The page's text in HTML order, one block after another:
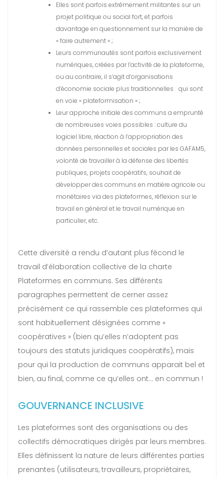
Elles sont parfois extrêmement militantes sur un
projet politique ou social fort, et parfois
davantage en questionnement sur la manière de
« faire autrement » ;
Leurs communautés sont parfois exclusivement
numériques, créées par l’activité de la plateforme,
ou au contraire, il s’agit d’organisations
d’économie sociale plus traditionnelles qui sont
en voie « plateformisation » ;
Leur approche initiale des communs a emprunté
de nombreuses voies possibles : culture du
logiciel libre, réaction à l’appropriation des
données personnelles et sociales par les GAFAM5,
volonté de travailler à la défense des libertés
publiques, projets coopératifs, souhait de
développer des communs en matière agricole ou
monétaires via des plateformes, réflexion sur le
travail en général et le travail numérique en
particulier, etc.
Cette diversité a rendu d’autant plus fécond le
travail d’élaboration collective de la charte
Plateformes en communs. Ses différents
paragraphes permettent de cerner assez
précisément ce qui rassemble ces plateformes qui
sont habituellement désignées comme «
coopératives » (bien qu’elles n’adoptent pas
toujours des statuts juridiques coopératifs), mais
pour qui la production de communs apparait bel et
bien, au final, comme ce qu’elles ont… en commun !
GOUVERNANCE INCLUSIVE
Les plateformes sont des organisations ou des
collectifs démocratiques dirigés par leurs membres.
Elles définissent la nature de leurs différentes parties
prenantes (utilisateurs, travailleurs, propriétaires,